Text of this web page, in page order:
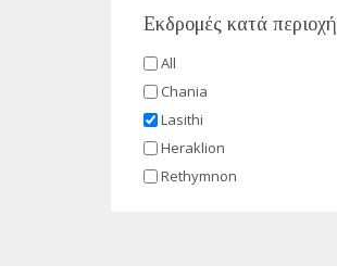
Εκδρομές κατά περιοχή
All
Chania
Lasithi
Heraklion
Rethymnon